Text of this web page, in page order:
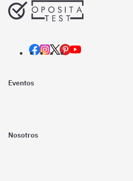
Eventos
Nosotros